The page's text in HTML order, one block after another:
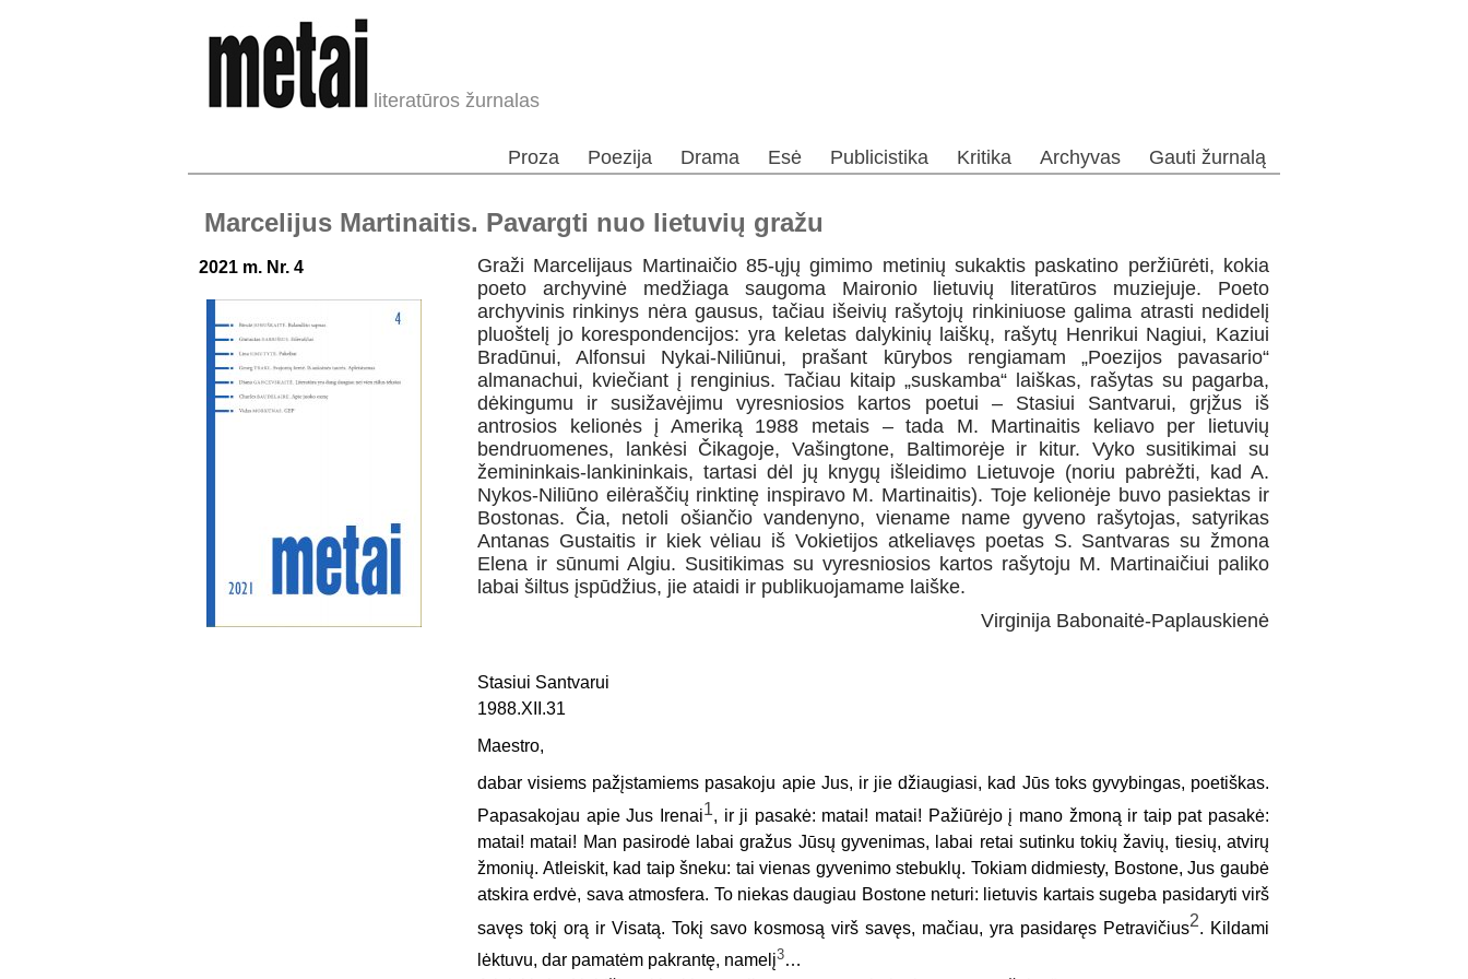
literatūros žurnalas
Proza Poezija Drama Esė Publicistika Kritika Archyvas Gauti žurnalą
Marcelijus Martinaitis. Pavargti nuo lietuvių gražu
2021 m. Nr. 4
Graži Marcelijaus Martinaičio 85-ųjų gimimo metinių sukaktis paskatino peržiūrėti, kokia
poeto archyvinė medžiaga saugoma Maironio lietuvių literatūros muziejuje. Poeto
archyvinis rinkinys nėra gausus, tačiau išeivių rašytojų rinkiniuose galima atrasti nedidelį
pluoštelį jo korespondencijos: yra keletas dalykinių laiškų, rašytų Henrikui Nagiui, Kaziui
Bradūnui, Alfonsui Nykai-Niliūnui, prašant kūrybos rengiamam „Poezijos pavasario“
almanachui, kviečiant į renginius. Tačiau kitaip „suskamba“ laiškas, rašytas su pagarba,
dėkingumu ir susižavėjimu vyresniosios kartos poetui – Stasiui Santvarui, grįžus iš
antrosios kelionės į Ameriką 1988 metais – tada M. Martinaitis keliavo per lietuvių
bendruomenes, lankėsi Čikagoje, Vašingtone, Baltimorėje ir kitur. Vyko susitikimai su
žemininkais-lankininkais, tartasi dėl jų knygų išleidimo Lietuvoje (noriu pabrėžti, kad A.
Nykos-Niliūno eilėraščių rinktinę inspiravo M. Martinaitis). Toje kelionėje buvo pasiektas ir
Bostonas. Čia, netoli ošiančio vandenyno, viename name gyveno rašytojas, satyrikas
Antanas Gustaitis ir kiek vėliau iš Vokietijos atkeliavęs poetas S. Santvaras su žmona
Elena ir sūnumi Algiu. Susitikimas su vyresniosios kartos rašytoju M. Martinaičiui paliko
labai šiltus įspūdžius, jie ataidi ir publikuojamame laiške.
Virginija Babonaitė-Paplauskienė
Stasiui Santvarui
1988.XII.31
Maestro,
dabar visiems pažįstamiems pasakoju apie Jus, ir jie džiaugiasi, kad Jūs toks gyvybingas, poetiškas.
Papasakojau apie Jus Irenai1, ir ji pasakė: matai! matai! Pažiūrėjo į mano žmoną ir taip pat pasakė:
matai! matai! Man pasirodė labai gražus Jūsų gyvenimas, labai retai sutinku tokių žavių, tiesių, atvirų
žmonių. Atleiskit, kad taip šneku: tai vienas gyvenimo stebuklų. Tokiam didmiesty, Bostone, Jus gaubė
atskira erdvė, sava atmosfera. To niekas daugiau Bostone neturi: lietuvis kartais sugeba pasidaryti virš
savęs tokį orą ir Visatą. Tokį savo kosmosą virš savęs, mačiau, yra pasidaręs Petravičius2. Kildami
lėktuvu, dar pamatėm pakrantę, namelį3…